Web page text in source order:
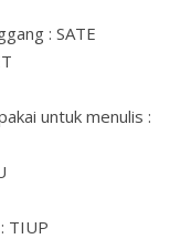
: SATE
untuk menulis :
TIUP